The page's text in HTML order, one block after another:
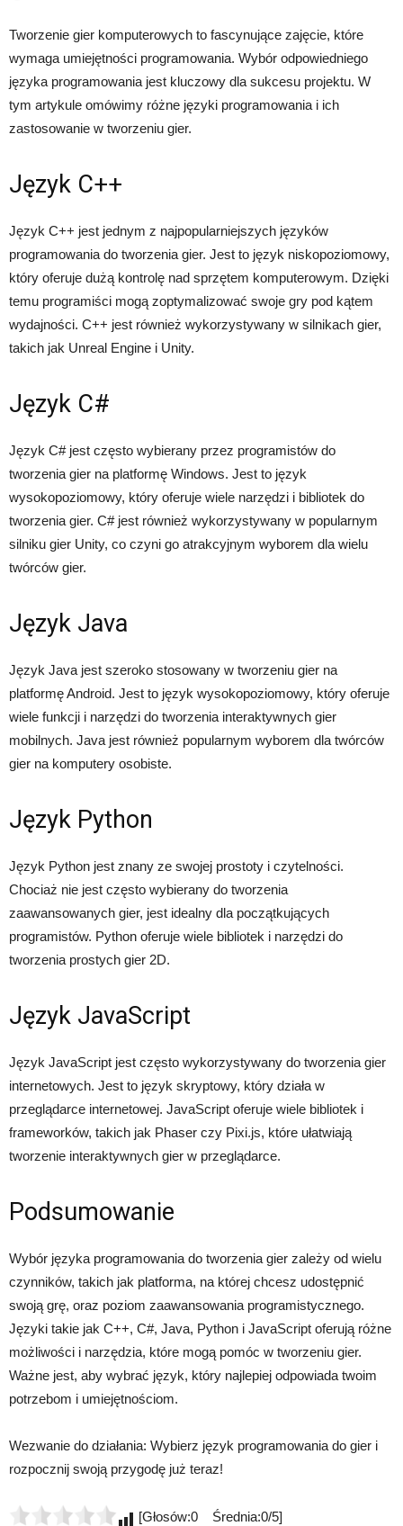
Tworzenie gier komputerowych to fascynujące zajęcie, które
wymaga umiejętności programowania. Wybór odpowiedniego
języka programowania jest kluczowy dla sukcesu projektu. W
tym artykule omówimy różne języki programowania i ich
zastosowanie w tworzeniu gier.
Język C++
Język C++ jest jednym z najpopularniejszych języków
programowania do tworzenia gier. Jest to język niskopoziomowy,
który oferuje dużą kontrolę nad sprzętem komputerowym. Dzięki
temu programiści mogą zoptymalizować swoje gry pod kątem
wydajności. C++ jest również wykorzystywany w silnikach gier,
takich jak Unreal Engine i Unity.
Język C#
Język C# jest często wybierany przez programistów do
tworzenia gier na platformę Windows. Jest to język
wysokopoziomowy, który oferuje wiele narzędzi i bibliotek do
tworzenia gier. C# jest również wykorzystywany w popularnym
silniku gier Unity, co czyni go atrakcyjnym wyborem dla wielu
twórców gier.
Język Java
Język Java jest szeroko stosowany w tworzeniu gier na
platformę Android. Jest to język wysokopoziomowy, który oferuje
wiele funkcji i narzędzi do tworzenia interaktywnych gier
mobilnych. Java jest również popularnym wyborem dla twórców
gier na komputery osobiste.
Język Python
Język Python jest znany ze swojej prostoty i czytelności.
Chociaż nie jest często wybierany do tworzenia
zaawansowanych gier, jest idealny dla początkujących
programistów. Python oferuje wiele bibliotek i narzędzi do
tworzenia prostych gier 2D.
Język JavaScript
Język JavaScript jest często wykorzystywany do tworzenia gier
internetowych. Jest to język skryptowy, który działa w
przeglądarce internetowej. JavaScript oferuje wiele bibliotek i
frameworków, takich jak Phaser czy Pixi.js, które ułatwiają
tworzenie interaktywnych gier w przeglądarce.
Podsumowanie
Wybór języka programowania do tworzenia gier zależy od wielu
czynników, takich jak platforma, na której chcesz udostępnić
swoją grę, oraz poziom zaawansowania programistycznego.
Języki takie jak C++, C#, Java, Python i JavaScript oferują różne
możliwości i narzędzia, które mogą pomóc w tworzeniu gier.
Ważne jest, aby wybrać język, który najlepiej odpowiada twoim
potrzebom i umiejętnościom.
Wezwanie do działania: Wybierz język programowania do gier i
rozpocznij swoją przygodę już teraz!
[Głosów:0 Średnia:0/5]